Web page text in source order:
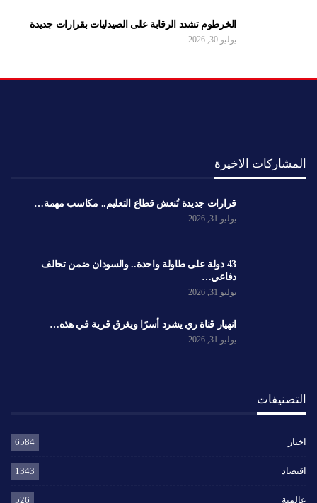
الخرطوم تشدد الرقابة على الصيدليات بقرارات جديدة
يوليو 30, 2026
المشاركات الاخيرة
قرارات جديدة تُنعش قطاع التعليم.. مكاسب مهمة…
يوليو 31, 2026
43 دولة على طاولة واحدة.. والسودان ضمن تحالف
دفاعي…
يوليو 31, 2026
انهيار قناة ري يشرد أسرًا ويغرق قرية في هذه…
يوليو 31, 2026
التصنيفات
اخبار 6584
اقتصاد 1343
عالمية 526